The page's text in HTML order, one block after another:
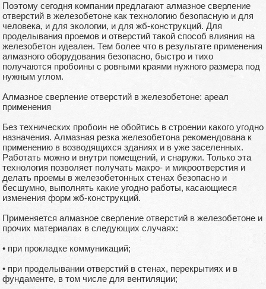
Поэтому сегодня компании предлагают алмазное сверление
отверстий в железобетоне как технологию безопасную и для
человека, и для экологии, и для жб-конструкций. Для
проделывания проемов и отверстий такой способ влияния на
железобетон идеален. Тем более что в результате применения
алмазного оборудования безопасно, быстро и тихо
получаются пробоины с ровными краями нужного размера под
нужным углом.
Алмазное сверление отверстий в железобетоне: ареал
применения
Без технических пробоин не обойтись в строении какого угодно
назначения. Алмазная резка железобетона рекомендована к
применению в возводящихся зданиях и в уже заселенных.
Работать можно и внутри помещений, и снаружи. Только эта
технология позволяет получать макро- и микроотверстия и
делать проемы в железобетонных стенах безопасно и
бесшумно, выполнять какие угодно работы, касающиеся
изменения форм жб-конструкций.
Применяется алмазное сверление отверстий в железобетоне и
прочих материалах в следующих случаях:
• при прокладке коммуникаций;
• при проделывании отверстий в стенах, перекрытиях и в
фундаменте, в том числе для вентиляции;